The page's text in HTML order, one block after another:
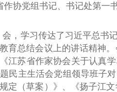
协党组书记、书记处第一
，学习传达了习近平总书
育总结会议上的讲话精神。
《江苏省作家协会关于认真
民主生活会党组领导班子对
定（草案）》 、 《扬子江